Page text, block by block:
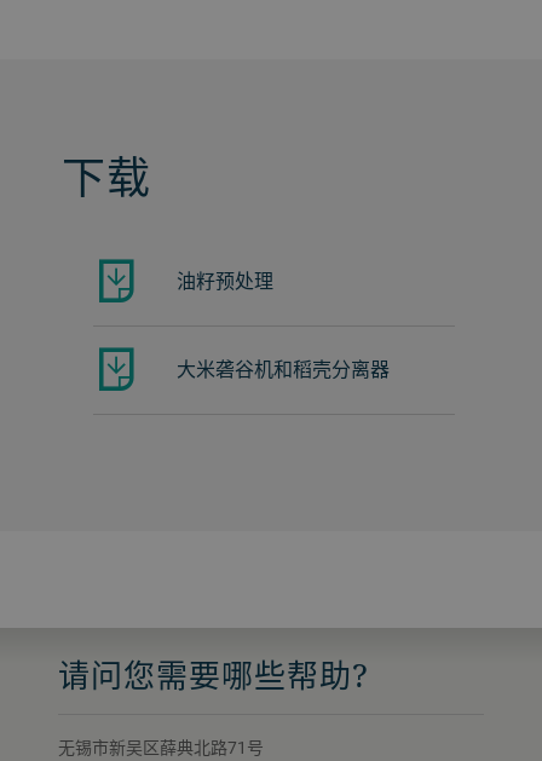
下载
油籽预处理
大米砻谷机和稻壳分离器
请问您需要哪些帮助?
无锡市新吴区薛典北路71号